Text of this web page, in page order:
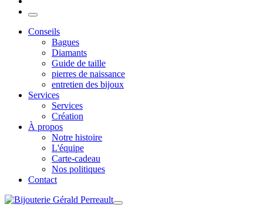
Conseils
Bagues
Diamants
Guide de taille
pierres de naissance
entretien des bijoux
Services
Services
Création
À propos
Notre histoire
L'équipe
Carte-cadeau
Nos politiques
Contact